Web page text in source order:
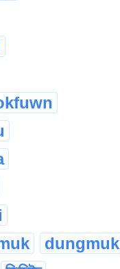
dungmuk